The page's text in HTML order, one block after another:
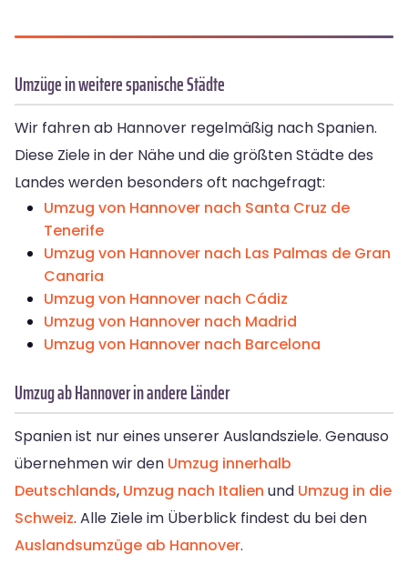
Umzüge in weitere spanische Städte
Wir fahren ab Hannover regelmäßig nach Spanien.
Diese Ziele in der Nähe und die größten Städte des
Landes werden besonders oft nachgefragt:
Umzug von Hannover nach Santa Cruz de
Tenerife
Umzug von Hannover nach Las Palmas de Gran
Canaria
Umzug von Hannover nach Cádiz
Umzug von Hannover nach Madrid
Umzug von Hannover nach Barcelona
Umzug ab Hannover in andere Länder
Spanien ist nur eines unserer Auslandsziele. Genauso
übernehmen wir den Umzug innerhalb
Deutschlands, Umzug nach Italien und Umzug in die
Schweiz. Alle Ziele im Überblick findest du bei den
Auslandsumzüge ab Hannover.